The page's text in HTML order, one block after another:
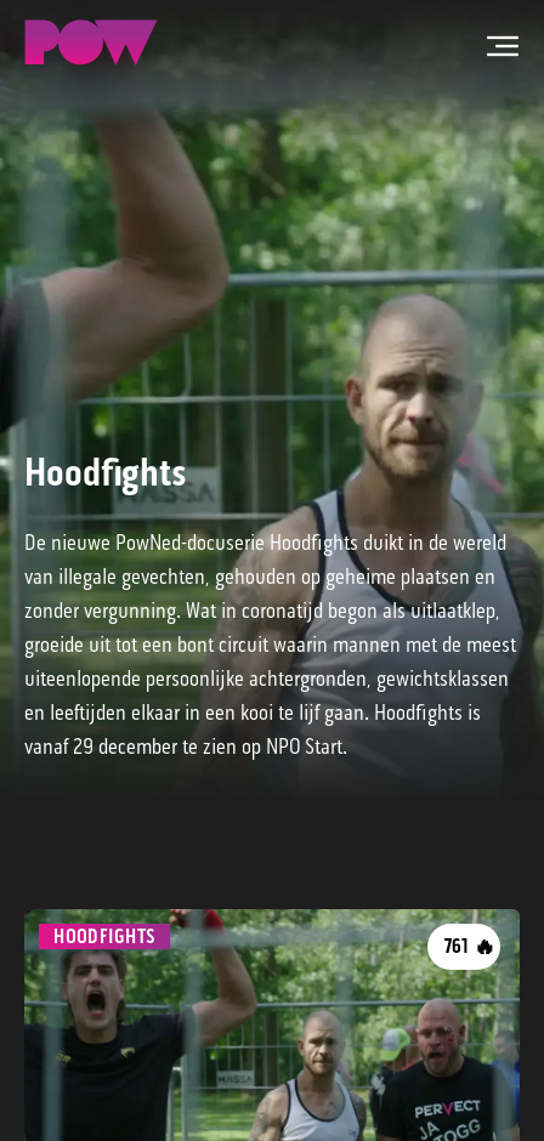
ZOEKEN
NIEUWS
PROGRAMMA'S
TIP DE REDACTIE
WORD LID
CONTACT
Hoodfights
De nieuwe PowNed-docuserie Hoodfights duikt in de wereld
van illegale gevechten, gehouden op geheime plaatsen en
zonder vergunning. Wat in coronatijd begon als uitlaatklep,
groeide uit tot een bont circuit waarin mannen met de meest
uiteenlopende persoonlijke achtergronden, gewichtsklassen
en leeftijden elkaar in een kooi te lijf gaan. Hoodfights is
vanaf 29 december te zien op NPO Start.
HOODFIGHTS 761 🔥